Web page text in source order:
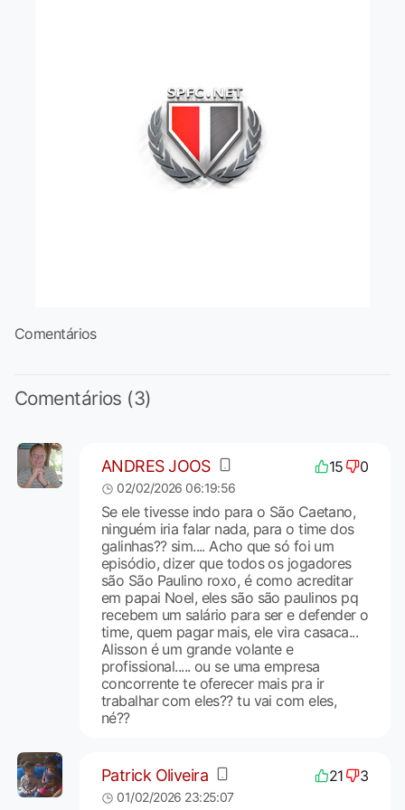
Comentários
Comentários (3)
ANDRES JOOS 15 0
02/02/2026 06:19:56
Se ele tivesse indo para o São Caetano,
ninguém iria falar nada, para o time dos
galinhas?? sim.... Acho que só foi um
episódio, dizer que todos os jogadores
são São Paulino roxo, é como acreditar
em papai Noel, eles são são paulinos pq
recebem um salário para ser e defender o
time, quem pagar mais, ele vira casaca...
Alisson é um grande volante e
profissional..... ou se uma empresa
concorrente te oferecer mais pra ir
trabalhar com eles?? tu vai com eles,
né??
Patrick Oliveira 21 3
01/02/2026 23:25:07